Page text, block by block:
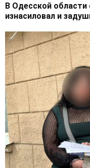
В Одесской
изнасиловал и